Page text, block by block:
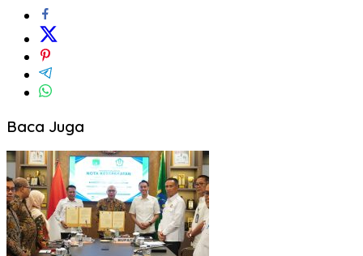
Baca Juga